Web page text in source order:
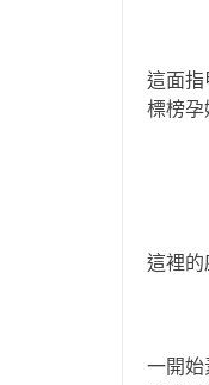
這面
標榜孕
這裡的
一開始